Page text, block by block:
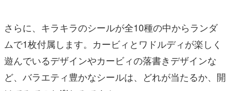
さらに、キラキラのシールが全10種の中からランダ
ムで1枚付属します。カービィとワドルディが楽しく
遊んでいるデザインやカービィの落書きデザインな
ど、バラエティ豊かなシールは、どれが当たるか、開